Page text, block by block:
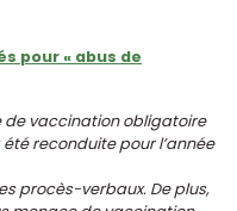
pour « abus de
de vaccination obligatoire
reconduite pour l’année
procès-verbaux. De plus,